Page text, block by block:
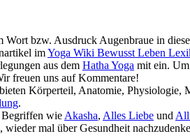
– was gibt es
imYoga Wiki Bewusst Leben
Augenbraue‏‎ und streut Überlegungen aus dem Hatha Yoga mit ein. Um
freuen uns auf Kommentare!
den Themengebieten Körperteil, Anatomie,
.
Begriffen wie Akasha, Alles Liebe und
kann dir vielleicht helfen, wieder mal über Gesundheit